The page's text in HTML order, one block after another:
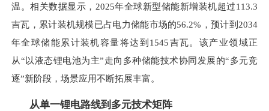
温。相关数据显示，2025年全球新型储能新增装机超过113.3
吉瓦，累计装机规模已占电力储能市场的56.2%，预计到2034
年全球储能累计装机容量将达到1545吉瓦。该产业领域正
从“以液态锂电池为主”走向多种储能技术协同发展的“多元竞
逐”新阶段，场景应用不断拓展丰富。
从单一锂电路线到多元技术矩阵